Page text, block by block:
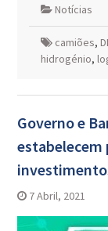
Notícias
camiões,
hidrogénio,
Governo e
estabelecem
7 Abril, 2021